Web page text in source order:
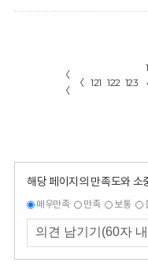
〈
〈
〈 121 122 123
해당 페이지의 만족도와 소
매우만족 만족 보통